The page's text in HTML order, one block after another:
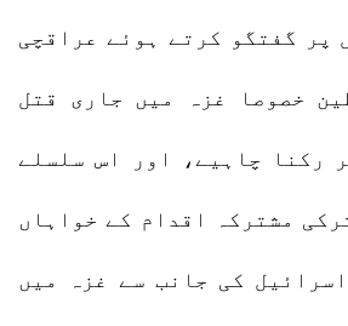
پر گفتگو کرتے ہوئے عراقچی
خصوصا غزہ میں جاری قتل
رکنا چاہیے، اور اس سلسلے
مشترکہ اقدام کے خواہاں
کی جانب سے غزہ میں